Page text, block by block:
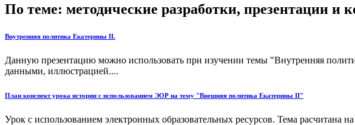
По теме: методические разработки, презентации и
Внутренняя политика Екатерины II.
Данную презентацию можно использовать при изучении темы "Внутренняя
данными, иллюстрацией....
План конспект урока истории с использованием ЭОР на тему "Внешняя политика Екатерины II"
Урок с использованием электронных образовательных ресурсов. Тема